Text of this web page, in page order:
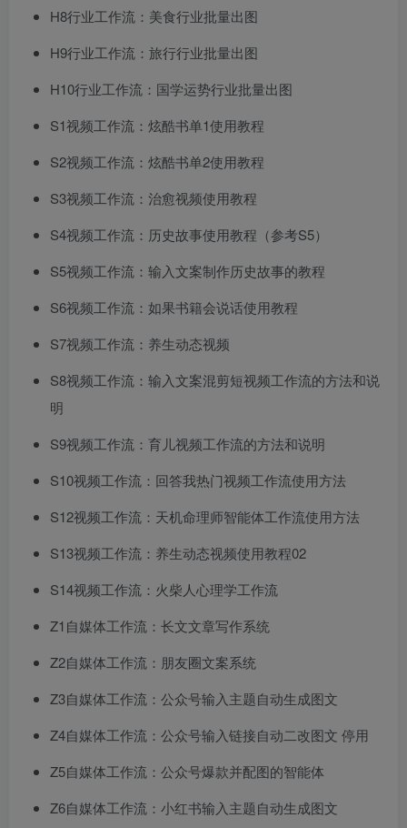
​H8行业工作流：美食行业批量出图​
​H9行业工作流：旅行行业批量出图​
​H10行业工作流：国学运势行业批量出图​
​​S1视频工作流：炫酷书单1使用教程​
​​S2视频工作流：炫酷书单2使用教程​
​​S3视频工作流：治愈视频使用教程​
​​S4视频工作流：历史故事使用教程（参考S5）​
​​S5视频工作流：输入文案制作历史故事的教程​
​​S6视频工作流：如果书籍会说话使用教程​
​​S7视频工作流：养生动态视频​
​​S8视频工作流：输入文案混剪短视频工作流的方法和说
明​
​​S9视频工作流：育儿视频工作流的方法和说明​
​​S10视频工作流：回答我热门视频工作流使用方法​
​​S12视频工作流：天机命理师智能体工作流使用方法​
​​S13视频工作流：养生动态视频使用教程02​
​​S14视频工作流：火柴人心理学工作流​
​​Z1自媒体工作流：长文文章写作系统​
​​Z2自媒体工作流：朋友圈文案系统​
​​Z3自媒体工作流：公众号输入主题自动生成图文​
​​Z4自媒体工作流：公众号输入链接自动二改图文 停用​
​​Z5自媒体工作流：公众号爆款并配图的智能体​
​​Z6自媒体工作流：小红书输入主题自动生成图文​